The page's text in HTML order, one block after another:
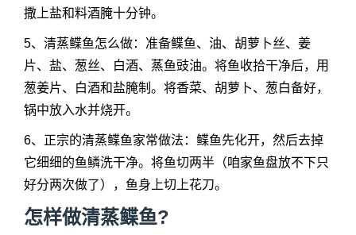
撒上盐和料酒腌十分钟。
5、清蒸鲽鱼怎么做：准备鲽鱼、油、胡萝卜丝、姜
片、盐、葱丝、白酒、蒸鱼豉油。将鱼收拾干净后，用
葱姜片、白酒和盐腌制。将香菜、胡萝卜、葱白备好，
锅中放入水并烧开。
6、正宗的清蒸鲽鱼家常做法：鲽鱼先化开，然后去掉
它细细的鱼鳞洗干净。将鱼切两半（咱家鱼盘放不下只
好分两次做了），鱼身上切上花刀。
怎样做清蒸鲽鱼?